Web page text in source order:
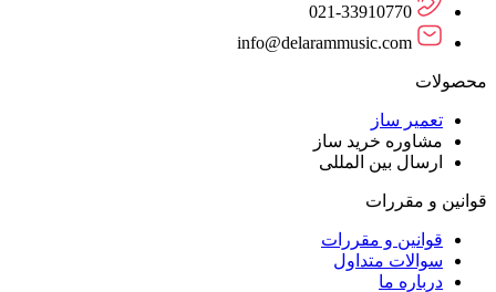
021-33910770
info@delarammusic.com
محصولات
تعمیر ساز
مشاوره خرید ساز
ارسال بین المللی
قوانین و مقررات
قوانین و مقررات
سوالات متداول
درباره ما